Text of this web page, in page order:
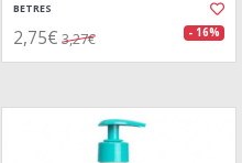
BETRES
2,75€ 3,27€ - 16%